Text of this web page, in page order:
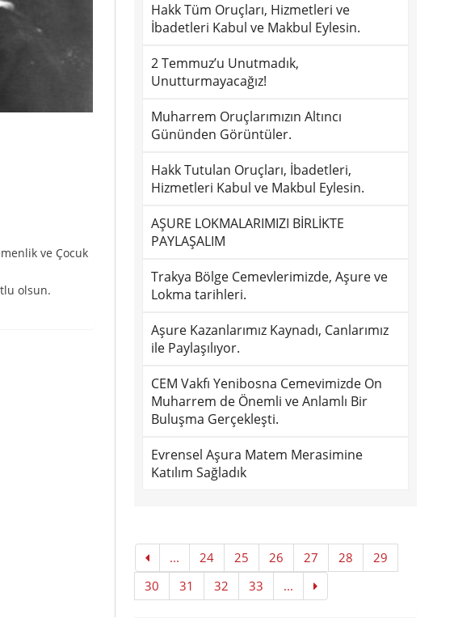
ve Çocuk
olsun.
Hakk Tüm Oruçları, Hizmetleri ve
İbadetleri Kabul ve Makbul Eylesin.
2 Temmuz’u Unutmadık,
Unutturmayacağız!
Muharrem Oruçlarımızın Altıncı
Gününden Görüntüler.
Hakk Tutulan Oruçları, İbadetleri,
Hizmetleri Kabul ve Makbul Eylesin.
AŞURE LOKMALARIMIZI BİRLİKTE
PAYLAŞALIM
Trakya Bölge Cemevlerimizde, Aşure ve
Lokma tarihleri.
Aşure Kazanlarımız Kaynadı, Canlarımız
ile Paylaşılıyor.
CEM Vakfı Yenibosna Cemevimizde On
Muharrem de Önemli ve Anlamlı Bir
Buluşma Gerçekleşti.
Evrensel Aşura Matem Merasimine
Katılım Sağladık
... 24 25 26 27 28
29
30
31 32 33 ...